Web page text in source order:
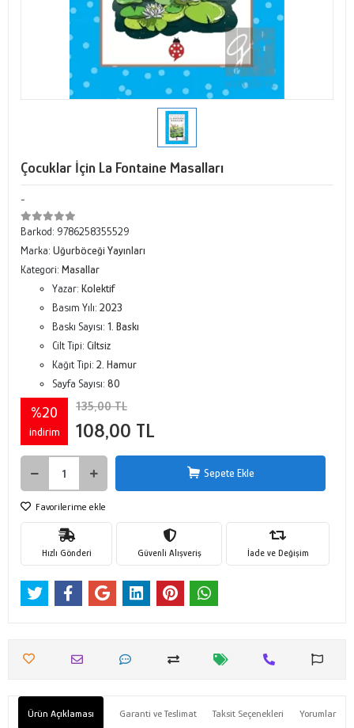
Çocuklar İçin La Fontaine Masalları
-
Barkod: 9786258355529
Marka: Uğurböceği Yayınları
Kategori: Masallar
Yazar: Kolektif
Basım Yılı: 2023
Baskı Sayısı: 1. Baskı
Cilt Tipi: Ciltsiz
Kağıt Tipi: 2. Hamur
Sayfa Sayısı: 80
%20
indirim
135,00 TL
108,00 TL
Sepete Ekle
Favorilerime ekle
Hızlı Gönderi Güvenli Alışveriş İade ve Değişim
Ürün Açıklaması Garanti ve Teslimat Taksit Seçenekleri Yorumlar